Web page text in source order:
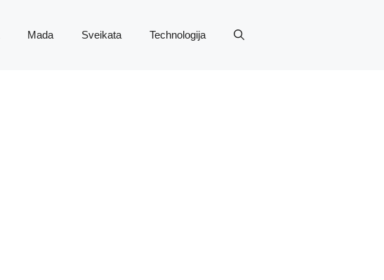
Mada Sveikata Technologija